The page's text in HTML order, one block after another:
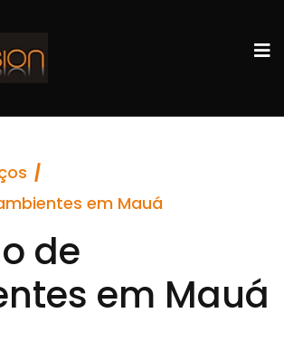
em Mauá
de
em Mauá